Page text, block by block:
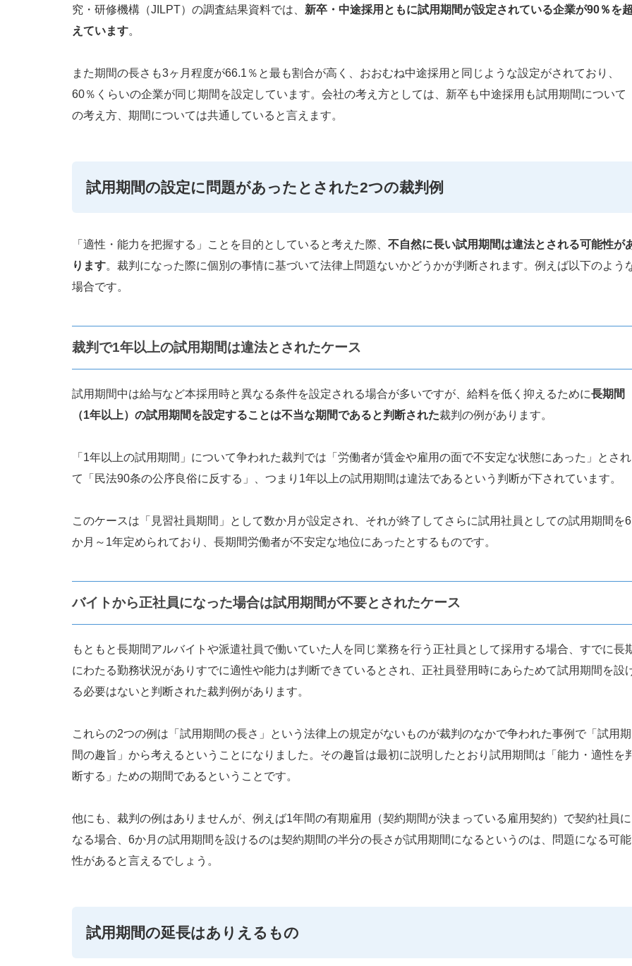
究・研修機構（JILPT）の調査結果資料では、 新卒・中途採用ともに試用期間が設定されている企業が90％を
えています。
また期間の長さも3ヶ月程度が66.1％と最も割合が高く、おおむね中途採用と同じような設定がされており、
60％くらいの企業が同じ期間を設定しています。会社の考え方としては、新卒も中途採用も試用期間について
の考え方、期間については共通していると言えます。
試用期間の設定に問題があったとされた2つの裁判例
「適性・能力を把握する」ことを目的としていると考えた際、 不自然に長い試用期間は違法とされる可能性が
ります。裁判になった際に個別の事情に基づいて法律上問題ないかどうかが判断されます。例えば以下のよう
場合です。
裁判で1年以上の試用期間は違法とされたケース
試用期間中は給与など本採用時と異なる条件を設定される場合が多いですが、給料を低く抑えるために長期間
（1年以上）の試用期間を設定することは不当な期間であると判断された裁判の例があります。
「1年以上の試用期間」について争われた裁判では「労働者が賃金や雇用の面で不安定な状態にあった」とされ
て「民法90条の公序良俗に反する」、つまり1年以上の試用期間は違法であるという判断が下されています。
このケースは「見習社員期間」として数か月が設定され、それが終了してさらに試用社員としての試用期間を6
か月～1年定められており、長期間労働者が不安定な地位にあったとするものです。
バイトから正社員になった場合は試用期間が不要とされたケース
もともと長期間アルバイトや派遣社員で働いていた人を同じ業務を行う正社員として採用する場合、すでに長
にわたる勤務状況がありすでに適性や能力は判断できているとされ、正社員登用時にあらためて試用期間を設
る必要はないと判断された裁判例があります。
これらの2つの例は「試用期間の長さ」という法律上の規定がないものが裁判のなかで争われた事例で「試用期
間の趣旨」から考えるということになりました。その趣旨は最初に説明したとおり試用期間は「能力・適性を
断する」ための期間であるということです。
他にも、裁判の例はありませんが、例えば1年間の有期雇用（契約期間が決まっている雇用契約）で契約社員に
なる場合、6か月の試用期間を設けるのは契約期間の半分の長さが試用期間になるというのは、問題になる可能
性があると言えるでしょう。
試用期間の延長はありえるもの